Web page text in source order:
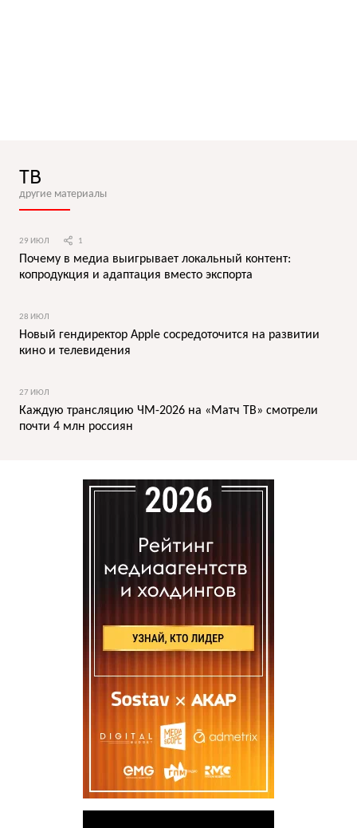
ТВ
другие материалы
29 ИЮЛ 1
Почему в медиа выигрывает локальный контент:
копродукция и адаптация вместо экспорта
28 ИЮЛ
Новый гендиректор Apple сосредоточится на развитии
кино и телевидения
27 ИЮЛ
Каждую трансляцию ЧМ-2026 на «Матч ТВ» смотрели
почти 4 млн россиян